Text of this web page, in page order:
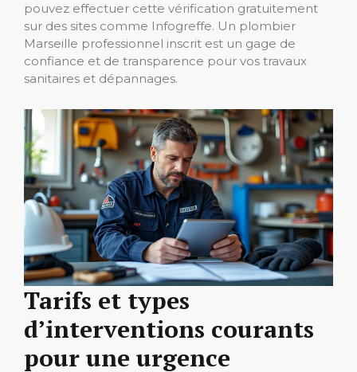
pouvez effectuer cette vérification gratuitement
sur des sites comme Infogreffe. Un plombier
Marseille professionnel inscrit est un gage de
confiance et de transparence pour vos travaux
sanitaires et dépannages.
Tarifs et types
d’interventions courants
pour une urgence